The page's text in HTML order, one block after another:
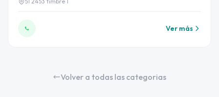
Ver más
Volver a todas las categorias